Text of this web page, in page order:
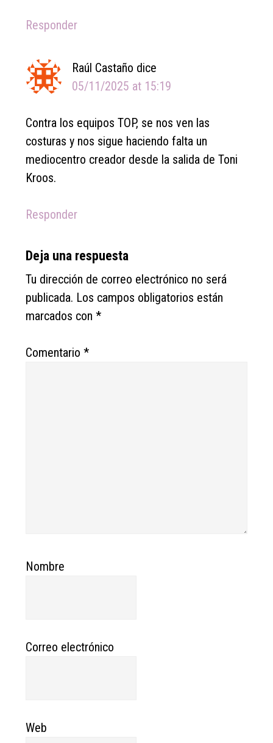
Responder
Raúl Castaño dice
05/11/2025 at 15:19
Contra los equipos TOP, se nos ven las
costuras y nos sigue haciendo falta un
mediocentro creador desde la salida de Toni
Kroos.
Responder
Deja una respuesta
Tu dirección de correo electrónico no será
publicada. Los campos obligatorios están
marcados con*
Comentario*
Nombre
Correo electrónico
Web